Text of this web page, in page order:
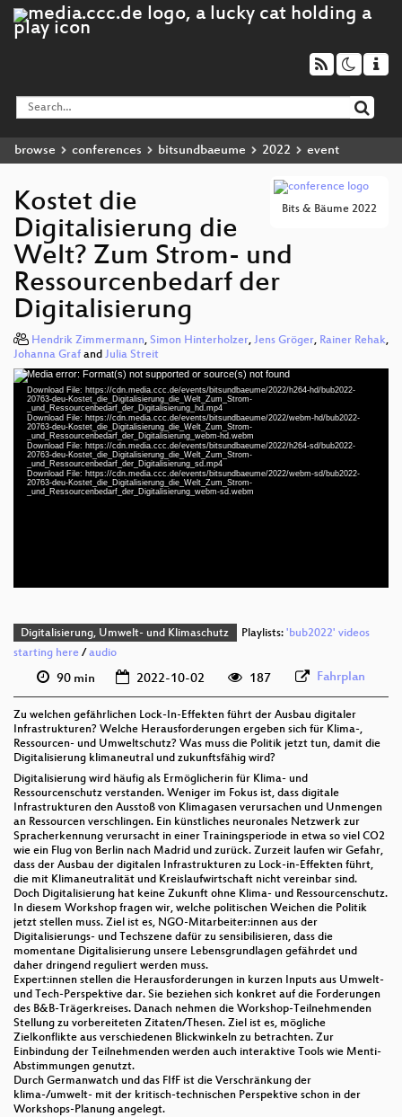
browse conferences bitsundbaeume 2022 event
Bits & Bäume 2022
Kostet die
Digitalisierung die
Welt? Zum Strom- und
Ressourcenbedarf der
Digitalisierung
Hendrik Zimmermann, Simon Hinterholzer, Jens Gröger, Rainer Rehak,
Johanna Graf and Julia Streit
Video
Player
Media error: Format(s) not supported or source(s) not found
Download File: https://cdn.media.ccc.de/events/bitsundbaeume/2022/h264-hd/bub2022-
20763-deu-Kostet_die_Digitalisierung_die_Welt_Zum_Strom-
_und_Ressourcenbedarf_der_Digitalisierung_hd.mp4
Download File: https://cdn.media.ccc.de/events/bitsundbaeume/2022/webm-hd/bub2022-
20763-deu-Kostet_die_Digitalisierung_die_Welt_Zum_Strom-
_und_Ressourcenbedarf_der_Digitalisierung_webm-hd.webm
Download File: https://cdn.media.ccc.de/events/bitsundbaeume/2022/h264-sd/bub2022-
20763-deu-Kostet_die_Digitalisierung_die_Welt_Zum_Strom-
_und_Ressourcenbedarf_der_Digitalisierung_sd.mp4
Download File: https://cdn.media.ccc.de/events/bitsundbaeume/2022/webm-sd/bub2022-
20763-deu-Kostet_die_Digitalisierung_die_Welt_Zum_Strom-
_und_Ressourcenbedarf_der_Digitalisierung_webm-sd.webm
Digitalisierung, Umwelt- und Klimaschutz Playlists: 'bub2022' videos
starting here /audio
90 min 2022-10-02 187 Fahrplan
Zu welchen gefährlichen Lock-In-Effekten führt der Ausbau digitaler
Infrastrukturen? Welche Herausforderungen ergeben sich für Klima-,
Ressourcen- und Umweltschutz? Was muss die Politik jetzt tun, damit die
Digitalisierung klimaneutral und zukunftsfähig wird?
Digitalisierung wird häufig als Ermöglicherin für Klima- und
Ressourcenschutz verstanden. Weniger im Fokus ist, dass digitale
Infrastrukturen den Ausstoß von Klimagasen verursachen und Unmengen
an Ressourcen verschlingen. Ein künstliches neuronales Netzwerk zur
Spracherkennung verursacht in einer Trainingsperiode in etwa so viel CO2
wie ein Flug von Berlin nach Madrid und zurück. Zurzeit laufen wir Gefahr,
dass der Ausbau der digitalen Infrastrukturen zu Lock-in-Effekten führt,
die mit Klimaneutralität und Kreislaufwirtschaft nicht vereinbar sind.
Doch Digitalisierung hat keine Zukunft ohne Klima- und Ressourcenschutz.
In diesem Workshop fragen wir, welche politischen Weichen die Politik
jetzt stellen muss. Ziel ist es, NGO-Mitarbeiter:innen aus der
Digitalisierungs- und Techszene dafür zu sensibilisieren, dass die
momentane Digitalisierung unsere Lebensgrundlagen gefährdet und
daher dringend reguliert werden muss.
Expert:innen stellen die Herausforderungen in kurzen Inputs aus Umwelt-
und Tech-Perspektive dar. Sie beziehen sich konkret auf die Forderungen
des B&B-Trägerkreises. Danach nehmen die Workshop-Teilnehmenden
Stellung zu vorbereiteten Zitaten/Thesen. Ziel ist es, mögliche
Zielkonflikte aus verschiedenen Blickwinkeln zu betrachten. Zur
Einbindung der Teilnehmenden werden auch interaktive Tools wie Menti-
Abstimmungen genutzt.
Durch Germanwatch und das FIfF ist die Verschränkung der
klima-/umwelt- mit der kritisch-technischen Perspektive schon in der
Workshops-Planung angelegt.